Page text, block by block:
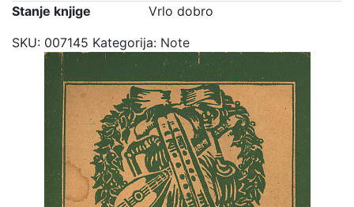
Stanje knjige
Vrlo dobro
SKU: 007145 Kategorija: Note